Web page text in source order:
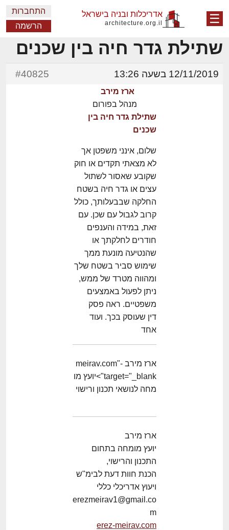
☰ אדריכלות ובניה בישראל
architecture.org.il
התחברות
הרשמה
שתילת גדר חיה בין שכנים
12/11/2019 בשעה 13:26 #40825
ארז מירב
מנהל בפורום
שתילת גדר חיה בין
שכנים
שלום, אינני משפטן אך
לא מצאתי תקדים או חוק
שקובע שאסור לשתול
עצים או גדר חיה בשטח
החלקה שבבעלותך, כולל
קרוב לגבול עם שכן. עם
זאת, במידה והענפים
חודרים לחלקתך או
שהנטיעה מונעת ממך
שימוש סביר בשטח שלך
ומהווה מטרד של ממש,
ניתן לפעול באמצעים
משפטיים. ראה פסק
דין שעוסק בכך. ועוד
אחד
ארז מירב -meirav.com"
target="_blank">יועץ מו
מחה לנושאי תכנון ורישוי
ארז מירב
יועץ מומחה בתחום
התכנון והרישוי,
הכנת חוות דעת לבימ"ש
ויעוץ אדריכלי כללי
erezmeirav1@gmail.co
m
erez-meirav.com